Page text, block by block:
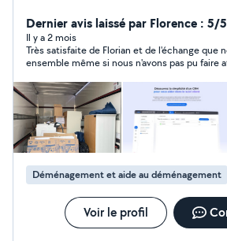
efficacité : __ Chargement et déchargement en toute
sécurité __ Aide pour la manutention
encombrants __ Intervention rapide et
m'adapte à vos besoins pour rendre
déménagement plus simple et serein.
Débarras Le Havre et alentours Besoin de vider un
logement, un local commercial, une
Je m'occupe de votre débarras
prise de tête, pour les particuliers
professionnels : __ Débarras d'appartement, maison,
cave ou grenier __ Débarras de
commerciaux ou entrepôts __
encombrants et objets volumineux __
Dernier avis laissé par Florence : 5/5
Il y a 2 mois
Très satisfaite de Florian et de l'échange que
ensemble même si nous n'avons pas pu faire
distance ... et là les déménagements groupés
économiques pour moi, je le comprends très
très sympatique
Déménagement et aide au déménagement
Voir le profil